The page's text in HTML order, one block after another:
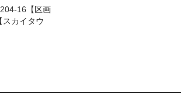
16【区画
カイタウ